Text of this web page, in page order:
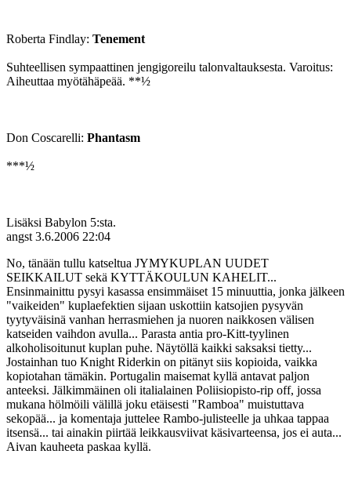
Roberta Findlay: Tenement
Suhteellisen sympaattinen jengigoreilu talonvaltauksesta. Varoitus:
Aiheuttaa myötähäpeää. **½
Don Coscarelli: Phantasm
***½
Lisäksi Babylon 5:sta.
angst 3.6.2006 22:04
No, tänään tullu katseltua JYMYKUPLAN UUDET
SEIKKAILUT sekä KYTTÄKOULUN KAHELIT...
Ensinmainittu pysyi kasassa ensimmäiset 15 minuuttia, jonka jälkeen
"vaikeiden" kuplaefektien sijaan uskottiin katsojien pysyvän
tyytyväisinä vanhan herrasmiehen ja nuoren naikkosen välisen
katseiden vaihdon avulla... Parasta antia pro-Kitt-tyylinen
alkoholisoitunut kuplan puhe. Näytöllä kaikki saksaksi tietty...
Jostainhan tuo Knight Riderkin on pitänyt siis kopioida, vaikka
kopiotahan tämäkin. Portugalin maisemat kyllä antavat paljon
anteeksi. Jälkimmäinen oli italialainen Poliisiopisto-rip off, jossa
mukana hölmöili välillä joku etäisesti "Ramboa" muistuttava
sekopää... ja komentaja juttelee Rambo-julisteelle ja uhkaa tappaa
itsensä... tai ainakin piirtää leikkausviivat käsivarteensa, jos ei auta...
Aivan kauheeta paskaa kyllä.